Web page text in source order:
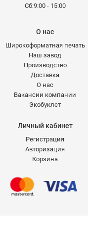
Сб:9:00 - 15:00
О нас
Широкоформатная печать
Наш завод
Производство
Доставка
О нас
Вакансии компании
Экобуклет
Личный кабинет
Регистрация
Авторизация
Корзина